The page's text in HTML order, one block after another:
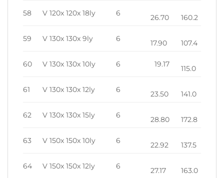
58 V 120x 120x 18ly 6 26.70 160.2
59 V 130x 130x 9ly 6 17.90 107.4
60 V 130x 130x 10ly 6 19.17 115.0
61 V 130x 130x 12ly 6 23.50 141.0
62 V 130x 130x 15ly 6 28.80 172.8
63 V 150x 150x 10ly 6 22.92 137.5
64 V 150x 150x 12ly 6 27.17 163.0